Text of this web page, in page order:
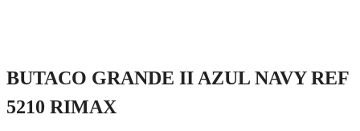
BUTACO GRANDE II AZUL NAVY REF
5210 RIMAX